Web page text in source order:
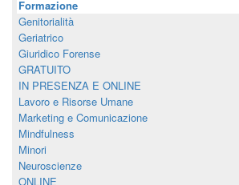
Formazione
Genitorialità
Geriatrico
Giuridico Forense
GRATUITO
IN PRESENZA E ONLINE
Lavoro e Risorse Umane
Marketing e Comunicazione
Mindfulness
Minori
Neuroscienze
ONLINE